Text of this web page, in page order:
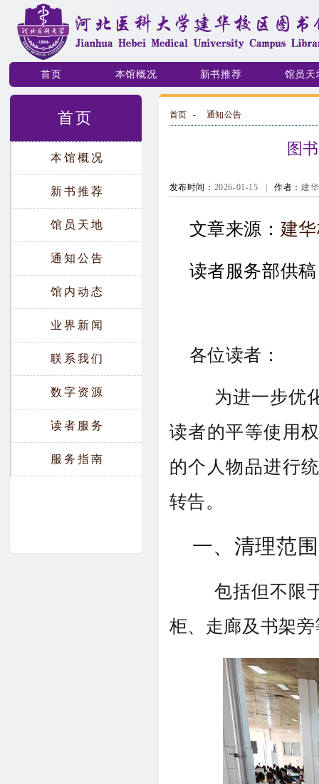
首页 本馆概况 新书推荐 馆员天
首页
本馆概况
新书推荐
馆员天地
通知公告
馆内动态
业界新闻
联系我们
数字资源
读者服务
服务指南
首页 - 通知公告
图
发布时间： 2026-01-15 作者： 建
文章来源： 建
读者服务部供稿
各位读者：
为进一步优
读者的平等使用
的个人物品进行
转告。
一、清理范围
包括但不限
柜、走廊及书架